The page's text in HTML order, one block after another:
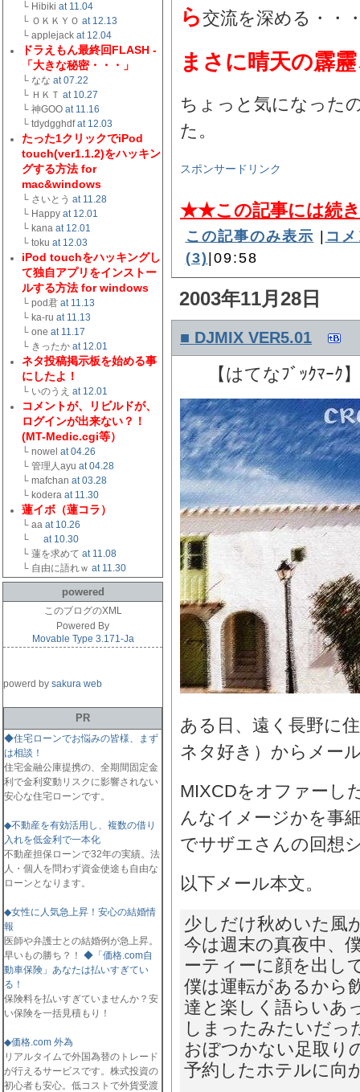
ら交流を深める・・
まさに晴天の霹
ちょっと気になった
た。
スポンサードリンク
★★この記事には続
この記事のみ表示 | コ
(3)|09:58
2003年11月28日
■ DJMIX VER5.01
【はてなﾌﾞｯｸﾏｰｸ
ある日、遠く長野に
ネタ好き）からメー
MIXCDをオファーし
んなイメージかを事
でサザエさんの回想
以下メール本文。
少しだけ秋めいた風
今は週末の真夜中、
ーティーに顔を出し
僕は運転があるから
達と楽しく語らいあ
しまったみたいだっ
おぼつかない足取り
予約したホテルに向
└ Hibiki at 11.04
└ ＯＫＫＹＯ at 12.13
└ applejack at 12.04
ドラえもん最終回FLASH -
「大きな秘密・・・」
└ なな at 07.22
└ ＨＫＴ at 10.27
└ 神GOO at 11.16
└ tdydgghdfat 12.03
たった1クリックでiPod
touch(ver1.1.2)をハッキン
グする方法 for
mac&windows
└ さいとう at 11.28
└ Happy at 12.01
└ kana at 12.01
└ toku at 12.03
iPod touchをハッキングし
て独自アプリをインストー
ルする方法 for windows
└ pod君 at 11.13
└ ka-ru at 11.13
└ one at 11.17
└ きったか at 12.01
ネタ投稿掲示板を始める事
にしたよ！
└ いのうえ at 12.01
コメントが、リビルドが、
ログインが出来ない？！
(MT-Medic.cgi等）
└ nowel at 04.26
└ 管理人ayu at 04.28
└ mafchan at 03.28
└ kodera at 11.30
蓮イボ（蓮コラ）
└ aa at 10.26
└ at 10.30
└ 蓮を求めて at 11.08
└ 自由に語れｗ at 11.30
powered
このブログのXML
Powered By
Movable Type 3.171-Ja
powerd by sakura web
PR
◆住宅ローンでお悩みの皆様、まず
は相談！
住宅金融公庫提携の、全期間固定金
利で金利変動リスクに影響されない
安心な住宅ローンです。
◆不動産を有効活用し、複数の借り
入れを低金利で一本化
不動産担保ローンで32年の実績。法
人・個人を問わず資金使途も自由な
ローンとなります。
◆女性に人気急上昇！安心の結婚情
報
医師や弁護士との結婚例が急上昇。
早いもの勝ち？！ ◆「価格.com自
動車保険」あなたは払いすぎてい
る！
保険料を払いすぎていませんか？安
い保険を一括見積もり！
◆価格.com 外為
リアルタイムで外国為替のトレード
が行えるサービスです。株式投資の
初心者も安心。低コストで外貨受渡